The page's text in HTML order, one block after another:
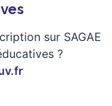
sur SAGAE
?